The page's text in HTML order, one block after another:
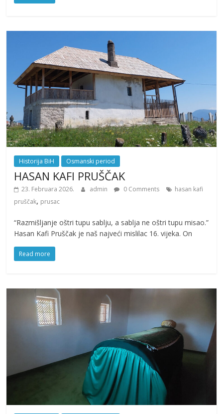
Historija BiH Osmanski period
HASAN KAFI PRUŠČAK
23. Februara 2026. admin 0 Comments
hasan kafi
pruščak, prusac
“Razmišljanje oštri tupu sablju, a sablja ne oštri tupu misao.”
Hasan Kafi Pruščak je naš najveći mislilac 16. vijeka. On
Read more